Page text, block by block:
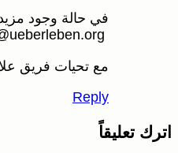
في حالة وجود
مع تحيات فريق
Reply
اترك تعليقاً